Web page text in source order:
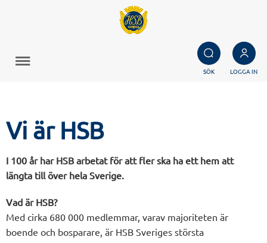
SÖK LOGGA IN
Vi är HSB
I 100 år har HSB arbetat för att fler ska ha ett hem att
längta till över hela Sverige.
Vad är HSB?
Med cirka 680 000 medlemmar, varav majoriteten är
boende och bosparare, är HSB Sveriges största